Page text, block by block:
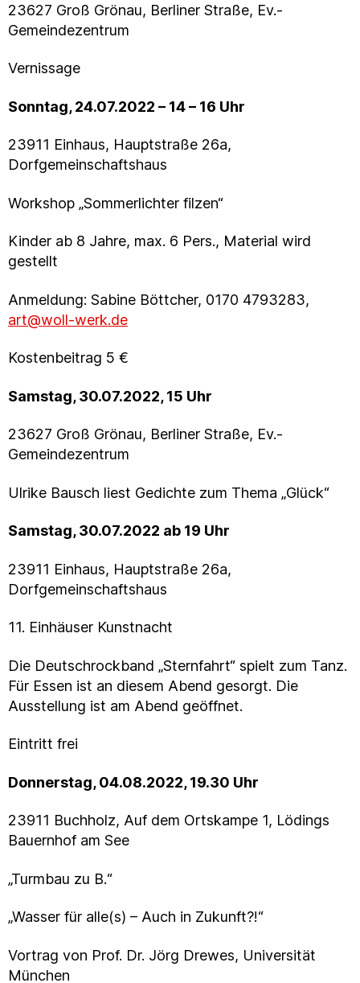
23627 Groß Grönau, Berliner Straße, Ev.-
Gemeindezentrum
Vernissage
Sonntag, 24.07.2022 – 14 – 16 Uhr
23911 Einhaus, Hauptstraße 26a,
Dorfgemeinschaftshaus
Workshop „Sommerlichter filzen“
Kinder ab 8 Jahre, max. 6 Pers., Material wird
gestellt
Anmeldung: Sabine Böttcher, 0170 4793283,
art@woll-werk.de
Kostenbeitrag 5 €
Samstag, 30.07.2022, 15 Uhr
23627 Groß Grönau, Berliner Straße, Ev.-
Gemeindezentrum
Ulrike Bausch liest Gedichte zum Thema „Glück“
Samstag, 30.07.2022 ab 19 Uhr
23911 Einhaus, Hauptstraße 26a,
Dorfgemeinschaftshaus
11. Einhäuser Kunstnacht
Die Deutschrockband „Sternfahrt“ spielt zum Tanz.
Für Essen ist an diesem Abend gesorgt. Die
Ausstellung ist am Abend geöffnet.
Eintritt frei
Donnerstag, 04.08.2022, 19.30 Uhr
23911 Buchholz, Auf dem Ortskampe 1, Lödings
Bauernhof am See
„Turmbau zu B.“
„Wasser für alle(s) – Auch in Zukunft?!“
Vortrag von Prof. Dr. Jörg Drewes, Universität
München